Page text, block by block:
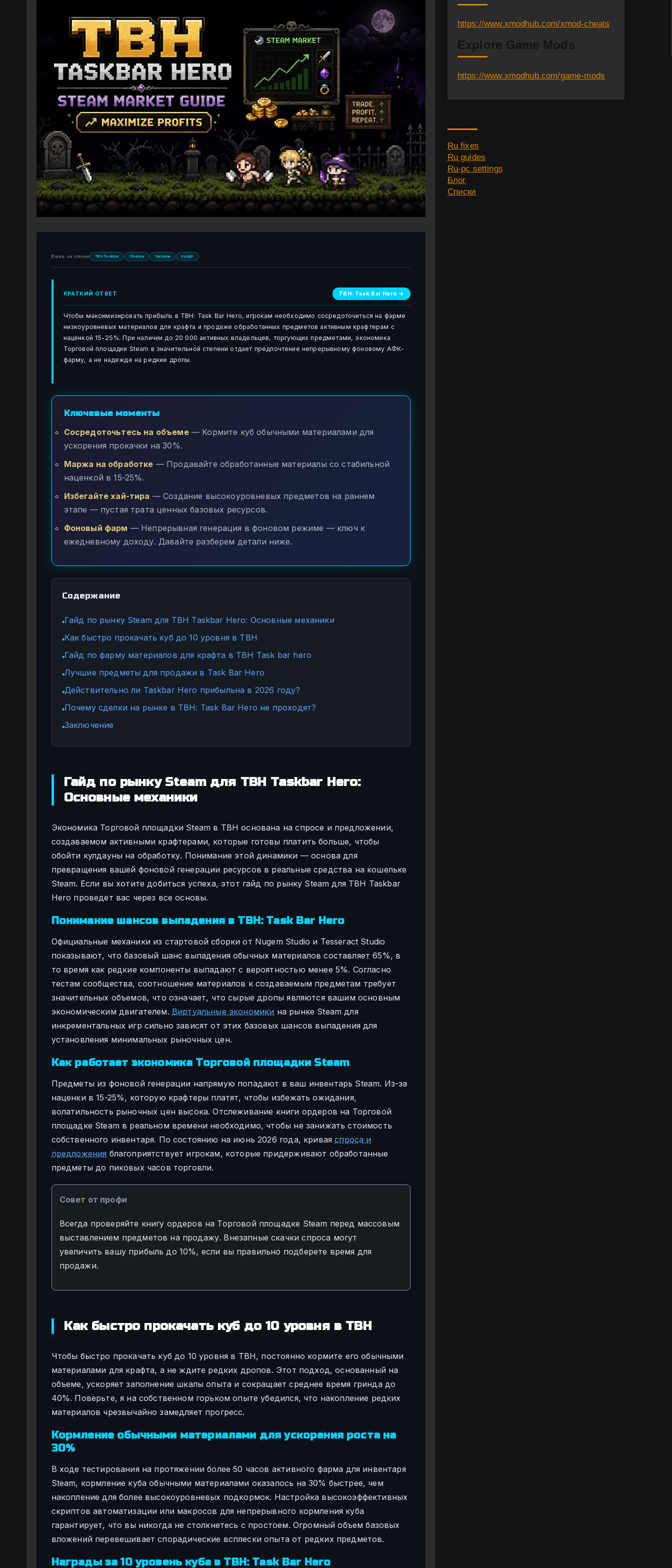
6 мин. на чтение TBH Taskbar Основы Уровень Крафт
КРАТКИЙ ОТВЕТ TBH: Task Bar Hero →
Чтобы максимизировать прибыль в TBH: Task Bar Hero, игрокам необходимо сосредоточиться на фарме
низкоуровневых материалов для крафта и продаже обработанных предметов активным крафтерам с
наценкой 15-25%. При наличии до 20 000 активных владельцев, торгующих предметами, экономика
Торговой площадки Steam в значительной степени отдает предпочтение непрерывному фоновому АФК-
фарму, а не надежде на редкие дропы.
Ключевые моменты
Сосредоточьтесь на объеме— Кормите куб обычными материалами для
ускорения прокачки на 30%.
Маржа на обработке — Продавайте обработанные материалы со стабильной
наценкой в 15-25%.
Избегайте хай-тира — Создание высокоуровневых предметов на раннем
этапе — пустая трата ценных базовых ресурсов.
Фоновый фарм — Непрерывная генерация в фоновом режиме — ключ к
ежедневному доходу. Давайте разберем детали ниже.
Содержание
●Гайд по рынку Steam для TBH Taskbar Hero: Основные механики
●Как быстро прокачать куб до 10 уровня в TBH
●Гайд по фарму материалов для крафта в TBH Task bar hero
●Лучшие предметы для продажи в Task Bar Hero
●Действительно ли Taskbar Hero прибыльна в 2026 году?
●Почему сделки на рынке в TBH: Task Bar Hero не проходят?
●Заключение
Гайд по рынку Steam для TBH Taskbar Hero:
Основные механики
Экономика Торговой площадки Steam в TBH основана на спросе и предложении,
создаваемом активными крафтерами, которые готовы платить больше, чтобы
обойти кулдауны на обработку. Понимание этой динамики — основа для
превращения вашей фоновой генерации ресурсов в реальные средства на кошельке
Steam. Если вы хотите добиться успеха, этот гайд по рынку Steam для TBH Taskbar
Hero проведет вас через все основы.
Понимание шансов выпадения в TBH: Task Bar Hero
Официальные механики из стартовой сборки от Nugem Studio и Tesseract Studio
показывают, что базовый шанс выпадения обычных материалов составляет 65%, в
то время как редкие компоненты выпадают с вероятностью менее 5%. Согласно
тестам сообщества, соотношение материалов к создаваемым предметам требует
значительных объемов, что означает, что сырые дропы являются вашим основным
экономическим двигателем. Виртуальные экономики на рынке Steam для
инкрементальных игр сильно зависят от этих базовых шансов выпадения для
установления минимальных рыночных цен.
Как работает экономика Торговой площадки Steam
Предметы из фоновой генерации напрямую попадают в ваш инвентарь Steam. Из-за
наценки в 15-25%, которую крафтеры платят, чтобы избежать ожидания,
волатильность рыночных цен высока. Отслеживание книги ордеров на Торговой
площадке Steam в реальном времени необходимо, чтобы не занижать стоимость
собственного инвентаря. По состоянию на июнь 2026 года, криваяспроса и
предложения благоприятствует игрокам, которые придерживают обработанные
предметы до пиковых часов торговли.
Совет от профи
Всегда проверяйте книгу ордеров на Торговой площадке Steam перед массовым
выставлением предметов на продажу. Внезапные скачки спроса могут
увеличить вашу прибыль до 10%, если вы правильно подберете время для
продажи.
Как быстро прокачать куб до 10 уровня в TBH
Чтобы быстро прокачать куб до 10 уровня в TBH, постоянно кормите его обычными
материалами для крафта, а не ждите редких дропов. Этот подход, основанный на
объеме, ускоряет заполнение шкалы опыта и сокращает среднее время гринда до
40%. Поверьте, я на собственном горьком опыте убедился, что накопление редких
материалов чрезвычайно замедляет прогресс.
Кормление обычными материалами для ускорения роста на
30%
В ходе тестирования на протяжении более 50 часов активного фарма для инвентаря
Steam, кормление куба обычными материалами оказалось на 30% быстрее, чем
накопление для более высокоуровневых подкормок. Настройка высокоэффективных
скриптов автоматизации или макросов для непрерывного кормления куба
гарантирует, что вы никогда не столкнетесь с простоем. Огромный объем базовых
вложений перевешивает спорадические всплески опыта от редких предметов.
Награды за 10 уровень куба в TBH: Task Bar Hero
https://www.xmodhub.com/xmod-cheats
Explore Game Mods
https://www.xmodhub.com/game-mods
Ru fixes
Ru guides
Ru-pc settings
Блог
Списки